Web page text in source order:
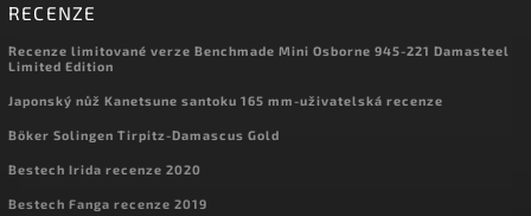
RECENZE
Recenze limitované verze Benchmade Mini Osborne 945-221 Damasteel
Limited Edition
Japonský nůž Kanetsune santoku 165 mm-uživatelská recenze
Böker Solingen Tirpitz-Damascus Gold
Bestech Irida recenze 2020
Bestech Fanga recenze 2019